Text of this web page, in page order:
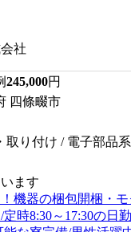
社
245,000円
四條畷市
取り付け / 電子部品
ます